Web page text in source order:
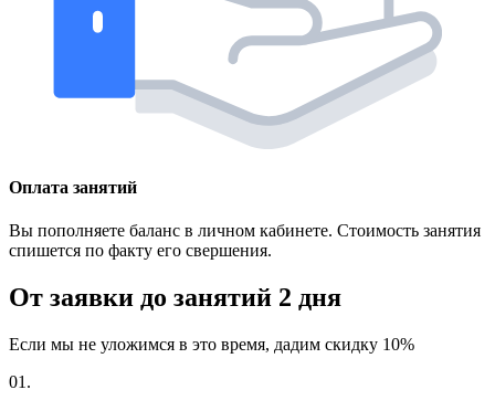
Оплата занятий
Вы пополняете баланс в личном кабинете. Стоимость занятия
спишется по факту его свершения.
От заявки до занятий 2 дня
Если мы не уложимся в это время, дадим скидку 10%
01.